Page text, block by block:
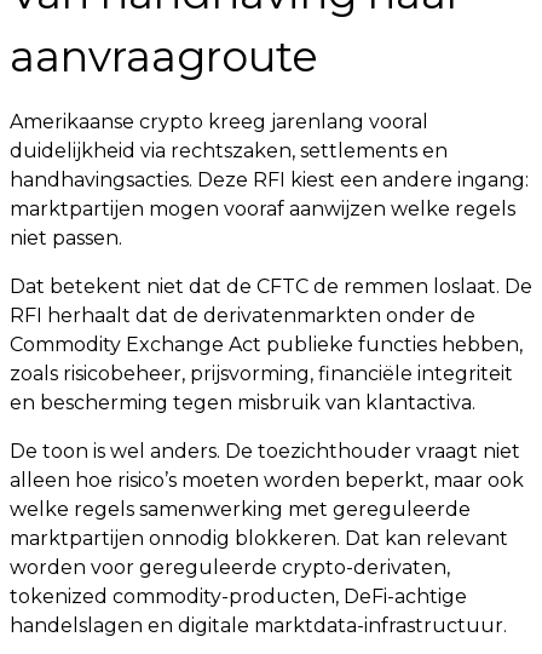
aanvraagroute
Amerikaanse crypto kreeg jarenlang vooral
duidelijkheid via rechtszaken, settlements en
handhavingsacties. Deze RFI kiest een andere ingang:
marktpartijen mogen vooraf aanwijzen welke regels
niet passen.
Dat betekent niet dat de CFTC de remmen loslaat. De
RFI herhaalt dat de derivatenmarkten onder de
Commodity Exchange Act publieke functies hebben,
zoals risicobeheer, prijsvorming, financiële integriteit
en bescherming tegen misbruik van klantactiva.
De toon is wel anders. De toezichthouder vraagt niet
alleen hoe risico’s moeten worden beperkt, maar ook
welke regels samenwerking met gereguleerde
marktpartijen onnodig blokkeren. Dat kan relevant
worden voor gereguleerde crypto-derivaten,
tokenized commodity-producten, DeFi-achtige
handelslagen en digitale marktdata-infrastructuur.